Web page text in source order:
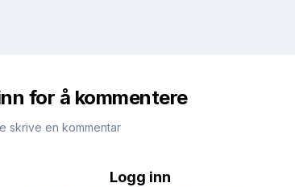
for å kommentere
skrive en kommentar
Logg inn